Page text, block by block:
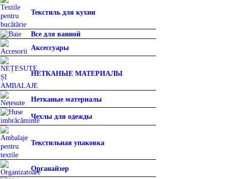
Текстиль для кухни
Все для ванной
Аксессуары
НЕТКАНЫЕ МАТЕРИАЛЫ
Нетканые материалы
Чехлы для одежды
Текстильная упаковка
Органайзер